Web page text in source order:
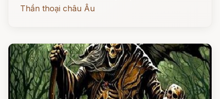
Thần thoại châu Âu